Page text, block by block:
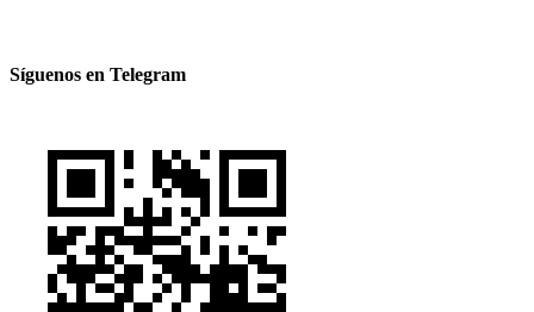
Síguenos en Telegram